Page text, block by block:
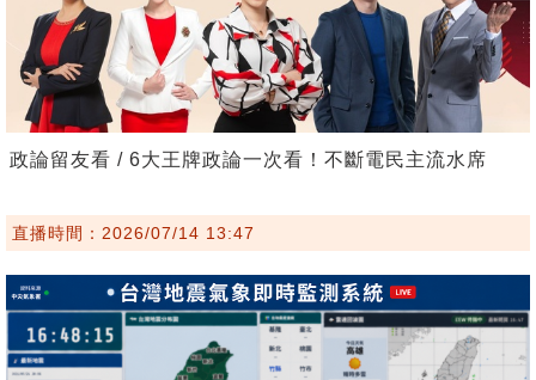
政論留友看 / 6大王牌政論一次看！不斷電民主流水席
直播時間：2026/07/14 13:47